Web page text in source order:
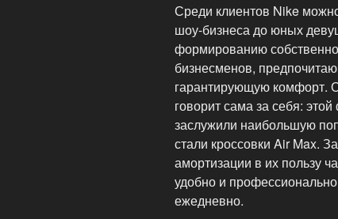
Среди клиентов Nike
шоу-бизнеса до юных
формированию
бизнесменов,
гарантирующую комфорт.
говорит сама за себя:
заслужили наибольшую
стали кроссовки Air Max.
амортизации в их пользу
удобно и
ежедневно.